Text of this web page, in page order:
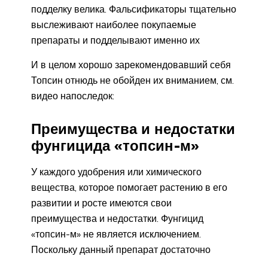
подделку велика. Фальсификаторы тщательно
выслеживают наиболее покупаемые
препараты и подделывают именно их
И в целом хорошо зарекомендовавший себя
Топсин отнюдь не обойден их вниманием, см.
видео напоследок:
Преимущества и недостатки
фунгицида «топсин-м»
У каждого удобрения или химического
вещества, которое помогает растению в его
развитии и росте имеются свои
преимущества и недостатки. Фунгицид
«топсин-м» не является исключением.
Поскольку данный препарат достаточно